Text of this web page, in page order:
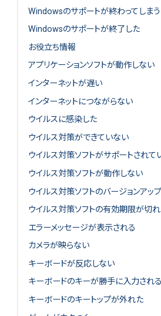
Windowsのサポートが終わってしまう
Windowsのサポートが終了した
お役立ち情報
アプリケーションソフトが動作しない
インターネットが遅い
インターネットにつながらない
ウイルスに感染した
ウイルス対策ができていない
ウイルス対策ソフトがサポートされて
ウイルス対策ソフトが動作しない
ウイルス対策ソフトのバージョンアッ
ウイルス対策ソフトの有効期限が切
エラーメッセージが表示される
カメラが映らない
キーボードが反応しない
キーボードのキーが勝手に入力される
キーボードのキートップが外れた